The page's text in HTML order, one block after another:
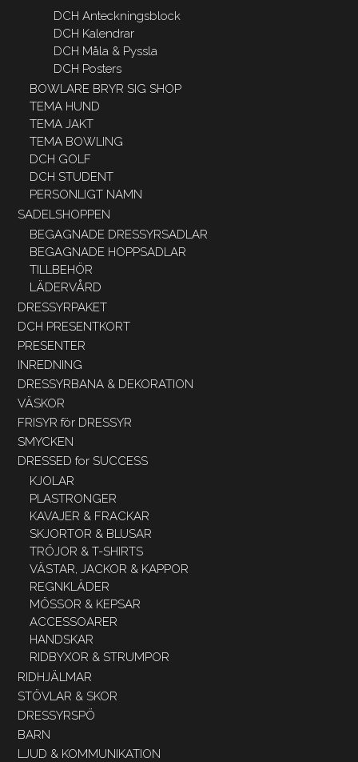
DCH Anteckningsblock
DCH Kalendrar
DCH Måla & Pyssla
DCH Posters
BOWLARE BRYR SIG SHOP
TEMA HUND
TEMA JAKT
TEMA BOWLING
DCH GOLF
DCH STUDENT
PERSONLIGT NAMN
SADELSHOPPEN
BEGAGNADE DRESSYRSADLAR
BEGAGNADE HOPPSADLAR
TILLBEHÖR
LÄDERVÅRD
DRESSYRPAKET
DCH PRESENTKORT
PRESENTER
INREDNING
DRESSYRBANA & DEKORATION
VÄSKOR
FRISYR för DRESSYR
SMYCKEN
DRESSED for SUCCESS
KJOLAR
PLASTRONGER
KAVAJER & FRACKAR
SKJORTOR & BLUSAR
TRÖJOR & T-SHIRTS
VÄSTAR, JACKOR & KAPPOR
REGNKLÄDER
MÖSSOR & KEPSAR
ACCESSOARER
HANDSKAR
RIDBYXOR & STRUMPOR
RIDHJÄLMAR
STÖVLAR & SKOR
DRESSYRSPÖ
BARN
LJUD & KOMMUNIKATION